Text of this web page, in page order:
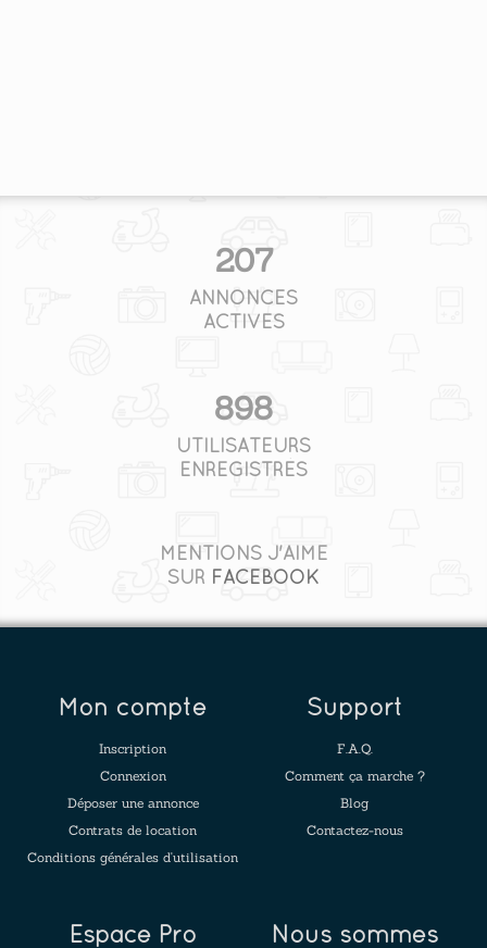
207
ANNONCES
ACTIVES
898
UTILISATEURS
ENREGISTRÉS
MENTIONS J'AIME
SUR FACEBOOK
Mon compte
Inscription
Connexion
Déposer une annonce
Contrats de location
Conditions générales d'utilisation
Support
F.A.Q.
Comment ça marche ?
Blog
Contactez-nous
Espace Pro
Nous sommes